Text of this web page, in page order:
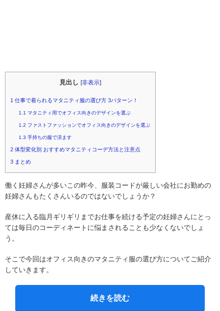
見出し [非表示]
1 仕事で着られるマタニティ服の選び方 3パターン！
1.1 マタニティ用でオフィス向きのデザインを選ぶ
1.2 ファストファッションでオフィス向きのデザインを選ぶ
1.3 手持ちの服で済ます
2 体型変化別 おすすめマタニティコーデ方法と注意点
3 まとめ
働く妊婦さんが多いこの昨今、服装コードが厳しい会社にお勤めの
妊婦さんもたくさんいるのではないでしょうか？
産休に入る臨月ギリギリまでお仕事を続ける予定の妊婦さんにとっ
ては毎日のコーディネートに悩まされることも少なくないでしょ
う。
そこで今回はオフィス向きのマタニティ服の選び方についてご紹介
していきます。
続きを読む